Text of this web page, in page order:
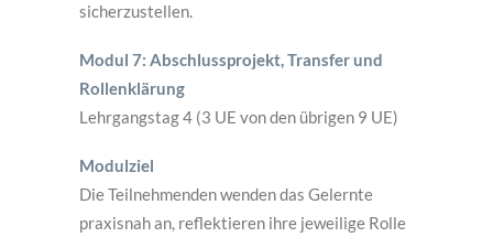
sicherzustellen.
Modul 7: Abschlussprojekt, Transfer und
Rollenklärung
Lehrgangstag 4 (3 UE von den übrigen 9 UE)
Modulziel
Die Teilnehmenden wenden das Gelernte
praxisnah an, reflektieren ihre jeweilige Rolle